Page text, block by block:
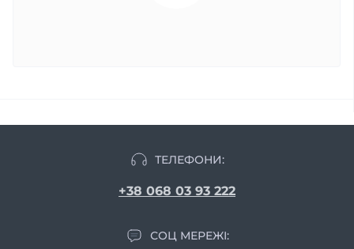
ТЕЛЕФОНИ:
+38 068 03 93 222
СОЦ МЕРЕЖІ: